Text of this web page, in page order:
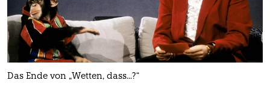
Das Ende von „Wetten, dass...?“